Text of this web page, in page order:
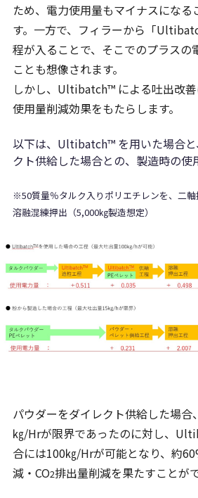
ため、電力使用量もマイナスになる
す。一方で、フィラーから「
程が入ることで、そこでのプラスの
ことも想像されます。
しかし、Ultibatch™ による吐出改
使用量削減効果をもたらします。
以下は、Ultibatch™ を用いた場合
クト供給した場合との、製造時の使
※50質量％タルク入りポリエチレンを、二
溶融混練押出（5,000㎏製造想定）
パウダーをダイレクト供給した場合
㎏/Hrが限界であったのに対し、
合には100㎏/Hrが可能となり、約
減・CO2排出量削減を果たすことが